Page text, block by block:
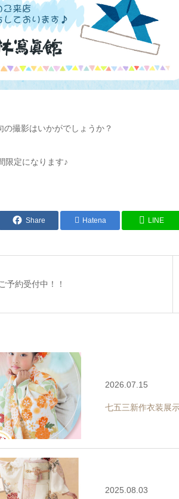
の撮影はいかがでしょうか？
限定になります♪
Share Hatena LINE
予約受付中！！
2026.07.15
七五三新作衣装展
2025.08.03